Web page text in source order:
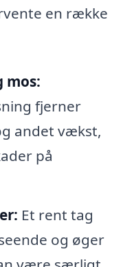
en række
mos:
fjerner
andet vækst,
på
Et rent tag
og øger